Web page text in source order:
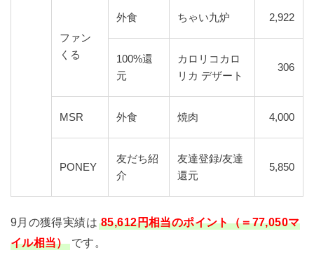
ファン
くる
外食 ちゃい九炉 2,922
100%還
元
カロリコカロ
リカ デザート
306
MSR 外食 焼肉 4,000
PONEY
友だち紹
介
友達登録/友達
還元
5,850
9月の獲得実績は 85,612円相当のポイント（＝77,050マ
イル相当） です。